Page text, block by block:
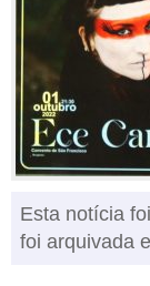
Esta notícia
foi arquivada